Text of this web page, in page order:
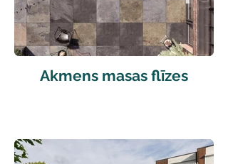
Akmens masas flīzes